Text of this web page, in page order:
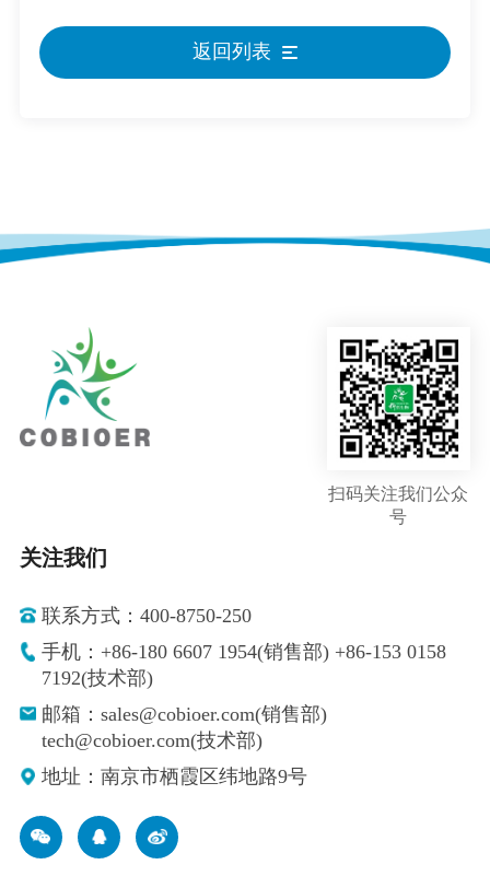
返回列表
扫码关注我们公众
号
关注我们
联系方式：400-8750-250
手机：+86-180 6607 1954(销售部) +86-153 0158
7192(技术部)
邮箱：sales@cobioer.com(销售部)
tech@cobioer.com(技术部)
地址：南京市栖霞区纬地路9号